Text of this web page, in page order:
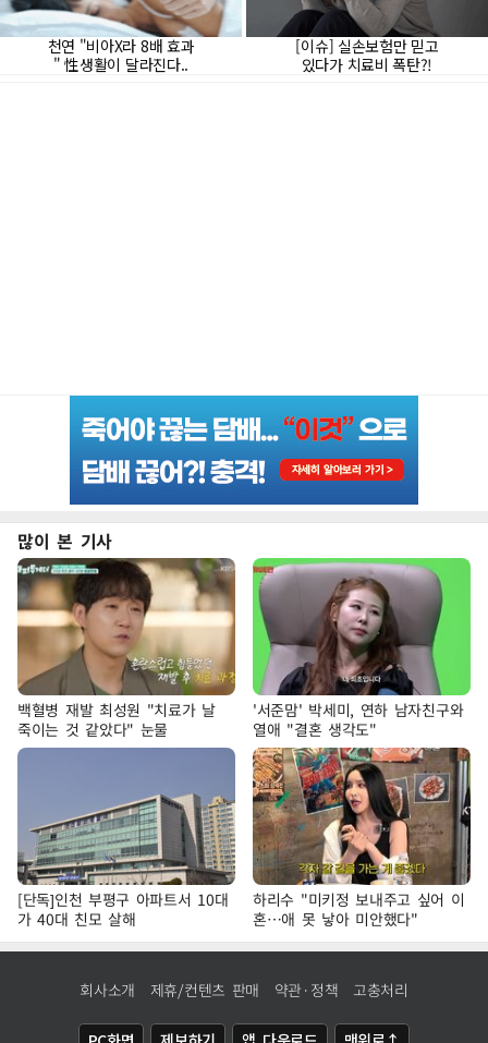
많이 본 기사
백혈병 재발 최성원 "치료가 날
죽이는 것 같았다" 눈물
'서준맘' 박세미, 연하 남자친구와
열애 "결혼 생각도"
[단독]인천 부평구 아파트서 10대
가 40대 친모 살해
하리수 "미키정 보내주고 싶어 이
혼…애 못 낳아 미안했다"
회사소개 제휴/컨텐츠 판매 약관·정책 고충처리